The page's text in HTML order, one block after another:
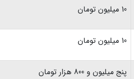
10 میلیون تومان
10 میلیون تومان
پنج میلیون و 800 هزار تومان